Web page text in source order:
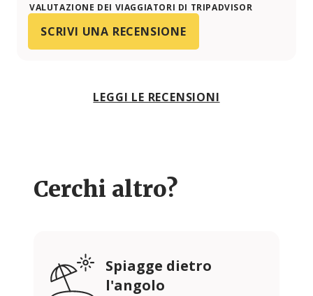
VALUTAZIONE DEI VIAGGIATORI DI TRIPADVISOR
SCRIVI UNA RECENSIONE
LEGGI LE RECENSIONI
Cerchi altro?
Spiagge dietro
l'angolo